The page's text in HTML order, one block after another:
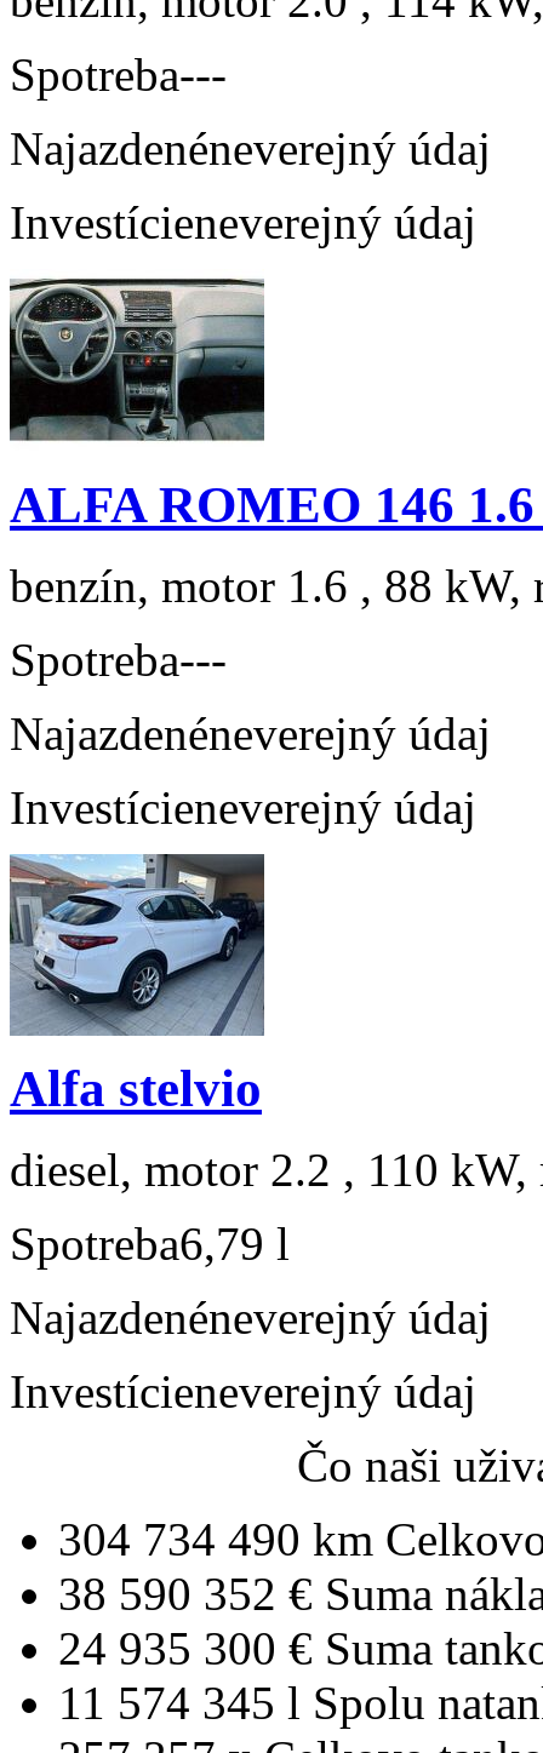
Spotreba---
Najazdenéneverejný údaj
Investícieneverejný údaj
ALFA ROMEO 146
benzín, motor 1.6 , 88 kW,
Spotreba---
Najazdenéneverejný údaj
Investícieneverejný údaj
Alfa stelvio
diesel, motor 2.2 , 110 kW,
Spotreba6,79 l
Najazdenéneverejný údaj
Investícieneverejný údaj
Čo naši
304 734 490 km
38 590 352 € Suma
24 935 300 € Suma
11 574 345 l Spolu